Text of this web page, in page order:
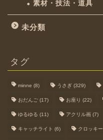
素材・技法・道具
未分類
タグ
minne (8) うさぎ (329)
おだんご (17) お座り (22)
ゆるゆる (11) アクリル画 (7)
キャッチライト (6) クロッキー